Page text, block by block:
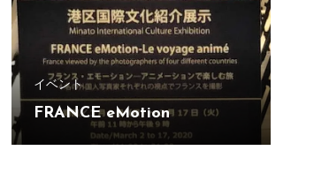
イベント
FRANCE eMotion